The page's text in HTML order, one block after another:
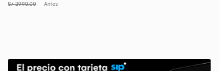
S/ 2990.00 Antes